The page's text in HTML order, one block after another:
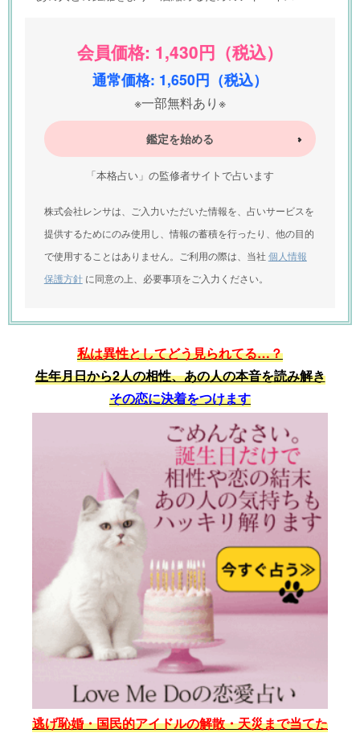
会員価格: 1,430円（税込）
通常価格: 1,650円（税込）
※一部無料あり※
鑑定を始める
「本格占い」の監修者サイトで占います
株式会社レンサは、ご入力いただいた情報を、占いサービスを
提供するためにのみ使用し、情報の蓄積を行ったり、他の目的
で使用することはありません。ご利用の際は、当社 個人情報
保護方針に同意の上、必要事項をご入力ください。
私は異性としてどう見られてる…？
生年月日から2人の相性、あの人の本音を読み解き
その恋に決着をつけます
逃げ恥婚・国民的アイドルの解散・天災まで当てた